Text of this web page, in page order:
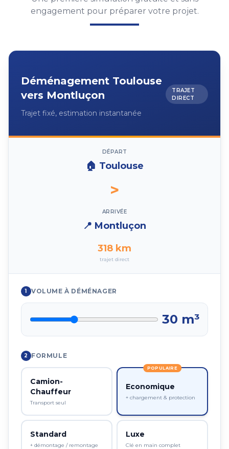
engagement pour préparer votre projet.
Déménagement Toulouse
vers Montluçon
Trajet fixé, estimation instantanée
TRAJET
DIRECT
DÉPART
🏠 Toulouse
>
ARRIVÉE
📍 Montluçon
318 km
trajet direct
1 VOLUME À DÉMÉNAGER
30 m³
2 FORMULE
Camion-
Chauffeur
Transport seul
POPULAIRE
Economique
+ chargement & protection
Standard
+ démontage / remontage
Luxe
Clé en main complet